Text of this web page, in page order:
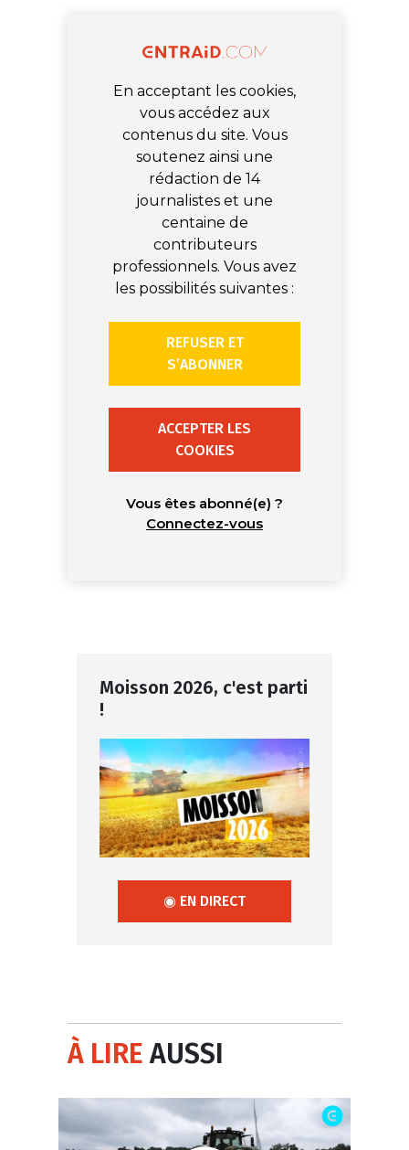
En acceptant les cookies,
vous accédez aux
contenus du site. Vous
soutenez ainsi une
rédaction de 14
journalistes et une
centaine de
contributeurs
professionnels. Vous avez
les possibilités suivantes :
REFUSER ET
S’ABONNER
ACCEPTER LES
COOKIES
Vous êtes abonné(e) ?
Connectez-vous
Moisson 2026, c'est parti
!
◉ EN DIRECT
À LIREAUSSI